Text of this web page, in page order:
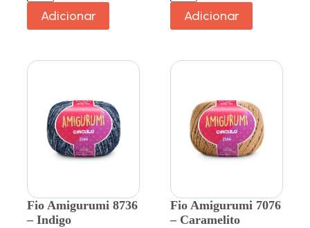
Adicionar Adicionar
Fio Amigurumi 8736
– Indigo
Fio Amigurumi 7076
– Caramelito